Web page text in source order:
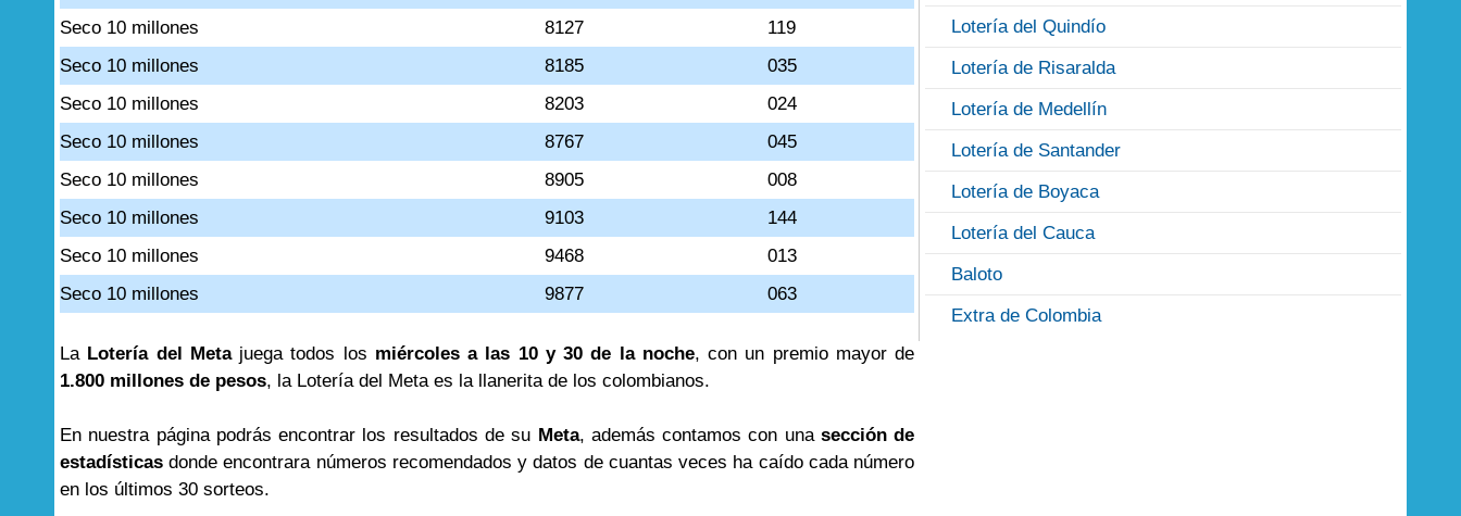
Seco 10 millones
8127
119
Seco 10 millones
8185
035
Seco 10 millones
8203
024
Seco 10 millones
8767
045
Seco 10 millones
8905
008
Seco 10 millones
9103
144
Seco 10 millones
9468
013
Seco 10 millones
9877 063
La Lotería del Metajuega todos los miércoles a las 10 y 30 de la noche, con un premio mayor de
1.800 millones de pesos, la Lotería del Meta es la llanerita de los colombianos.
En nuestra página podrás encontrar los resultados de su Meta, además contamos con una sección de
estadísticas donde encontrara números recomendados y datos de cuantas veces ha caído cada número
en los últimos 30 sorteos.
Lotería del Quindío
Lotería de Risaralda
Lotería de Medellín
Lotería de Santander
Lotería de Boyaca
Lotería del Cauca
Baloto
Extra de Colombia